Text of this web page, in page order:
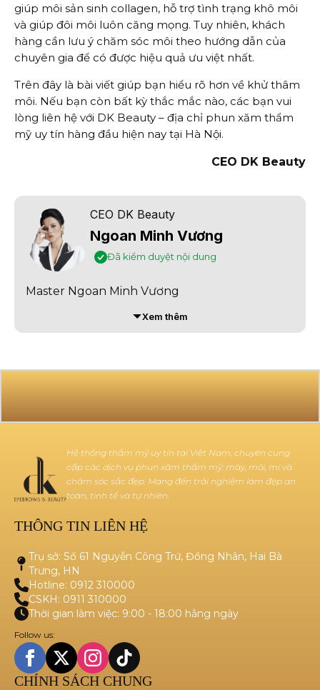
giúp môi sản sinh collagen, hỗ trợ tình trạng khô môi
và giúp đôi môi luôn căng mọng. Tuy nhiên, khách
hàng cần lưu ý chăm sóc môi theo hướng dẫn của
chuyên gia để có được hiệu quả ưu việt nhất.
Trên đây là bài viết giúp bạn hiểu rõ hơn về khử thâm
môi. Nếu bạn còn bất kỳ thắc mắc nào, các bạn vui
lòng liên hệ với DK Beauty – địa chỉ phun xăm thẩm
mỹ uy tín hàng đầu hiện nay tại Hà Nội.
CEO DK Beauty
CEO DK Beauty
Ngoan Minh Vương
Đã kiểm duyệt nội dung
Master Ngoan Minh Vương
Xem thêm
Hệ thống thẩm mỹ uy tín tại Việt Nam, chuyên cung
cấp các dịch vụ phun xăm thẩm mỹ: mày, môi, mí và
chăm sóc sắc đẹp. Mang đến trải nghiệm làm đẹp an
toàn, tinh tế và tự nhiên.
THÔNG TIN LIÊN HỆ
Trụ sở: Số 61 Nguyễn Công Trứ, Đồng Nhân, Hai Bà
Trưng, HN
Hotline: 0912 310000
CSKH: 0911 310000
Thời gian làm việc: 9:00 - 18:00 hằng ngày
Follow us:
CHÍNH SÁCH CHUNG